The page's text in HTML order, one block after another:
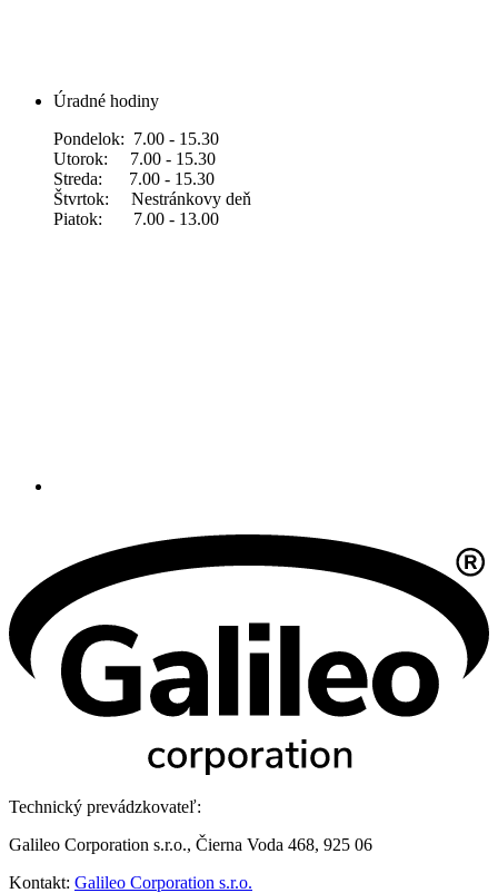
Úradné hodiny
Pondelok: 7.00 - 15.30
Utorok: 7.00 - 15.30
Streda: 7.00 - 15.30
Štvrtok: Nestránkovy deň
Piatok: 7.00 - 13.00
Technický prevádzkovateľ:
Galileo Corporation s.r.o., Čierna Voda 468, 925 06
Kontakt: Galileo Corporation s.r.o.